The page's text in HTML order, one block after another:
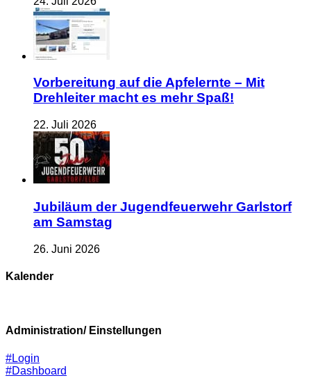
Vorbereitung auf die Apfelernte – Mit
Drehleiter macht es mehr Spaß!
22. Juli 2026
Jubiläum der Jugendfeuerwehr Garlstorf
am Samstag
26. Juni 2026
Kalender
Administration/ Einstellungen
#Login
#Dashboard